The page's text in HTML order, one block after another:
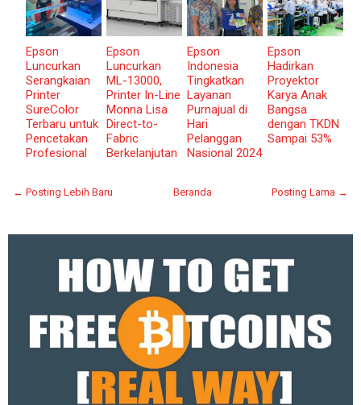
Epson
Luncurkan
Serangkaian
Printer
SureColor
Terbaru untuk
Pencetakan
Profesional
Epson
Luncurkan
ML-13000,
Printer In-Line
Monna Lisa
Direct-to-
Fabric
Berkelanjutan
Epson
Indonesia
Tingkatkan
Layanan
Purnajual di
Hari
Pelanggan
Nasional 2024
Epson
Hadirkan
Proyektor
Karya Anak
Bangsa
dengan TKDN
Sampai 53%
← Posting Lebih Baru Posting Lama →
Beranda